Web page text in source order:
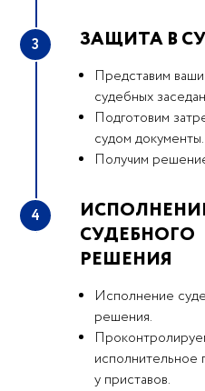
3 ЗАЩИТА В
Представим
судебных
Подготовим
судом документы.
Получим
4
СУДЕБНОГО
РЕШЕНИЯ
Исполнение
решения.
исполнительное
у приставов.